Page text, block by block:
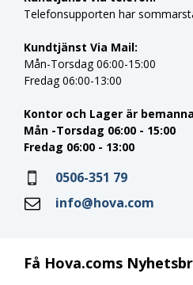
Få Hova.coms
Telefonsupporten har
Kundtjänst Via Mail:
Mån-Torsdag 06:00-15:00
Fredag 06:00-13:00
Kontor och Lager är
Mån -Torsdag 06:00 - 15:00
Fredag 06:00 - 13:00
0506-351 79
info@hova.com